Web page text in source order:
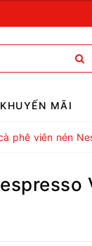
KHUYẾN MÃI
phê viên nén